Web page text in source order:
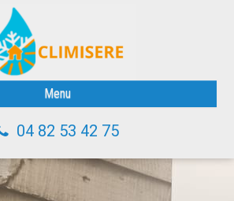
Menu
Accueil
Services
04 82 53 42 75